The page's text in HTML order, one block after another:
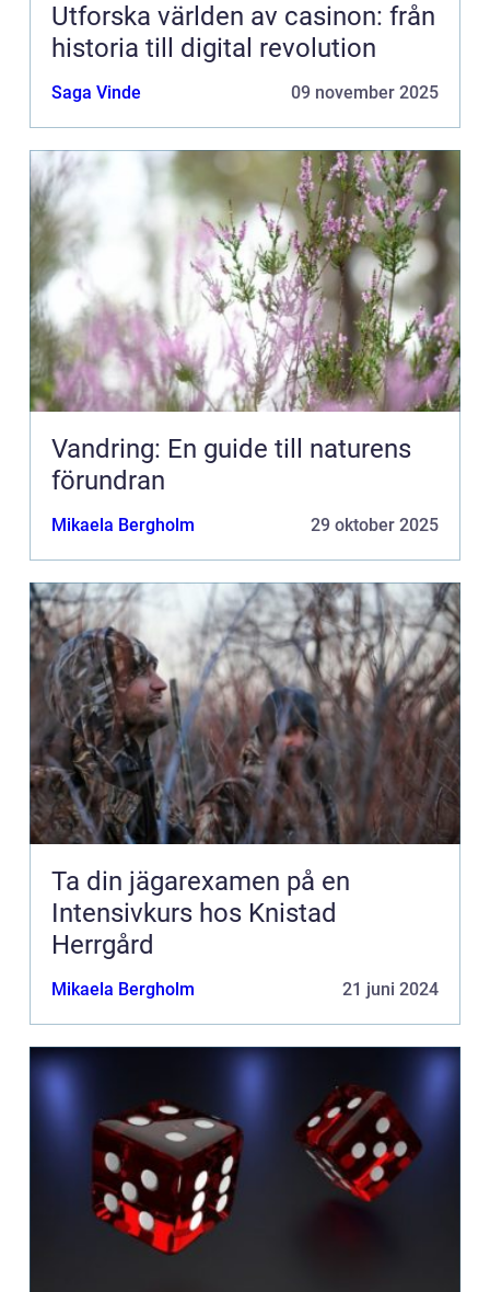
Utforska världen av casinon: från
historia till digital revolution
Saga Vinde 09 november 2025
Vandring: En guide till naturens
förundran
Mikaela Bergholm 29 oktober 2025
Ta din jägarexamen på en
Intensivkurs hos Knistad
Herrgård
Mikaela Bergholm 21 juni 2024